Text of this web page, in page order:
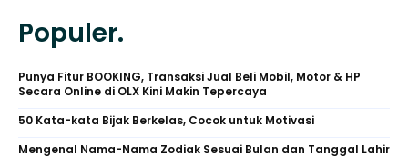
Populer.
Punya Fitur BOOKING, Transaksi Jual Beli Mobil, Motor & HP
Secara Online di OLX Kini Makin Tepercaya
50 Kata-kata Bijak Berkelas, Cocok untuk Motivasi
Mengenal Nama-Nama Zodiak Sesuai Bulan dan Tanggal Lahir